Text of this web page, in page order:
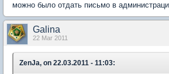
можно было отдать письмо в
Galina
22 Mar 2011
ZenJa, on 22.03.2011 - 11:03: